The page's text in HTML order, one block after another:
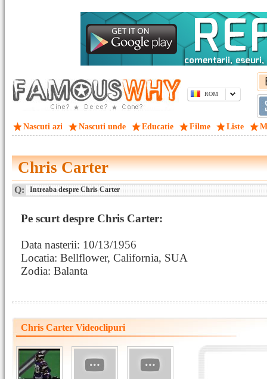
ROM
Nascuti azi Nascuti unde Educatie Filme Liste
Chris Carter
Q: Intreaba despre Chris Carter
Pe scurt despre Chris Carter:
Data nasterii: 10/13/1956
Locatia: Bellflower, California, SUA
Zodia: Balanta
Chris Carter Videoclipuri